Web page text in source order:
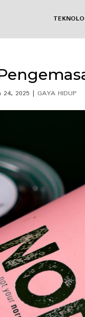
24, 2025 | GAYA HIDUP